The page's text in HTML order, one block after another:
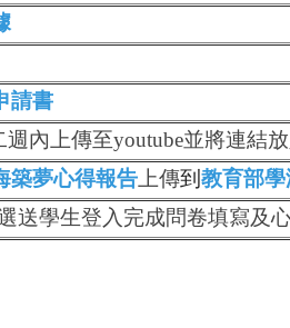
請書
週內上傳至youtube並將連結
築夢心得報告上傳到 教育部
送學生登入完成問卷填寫及